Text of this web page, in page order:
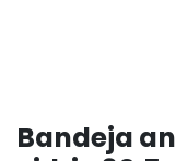
Bandeja